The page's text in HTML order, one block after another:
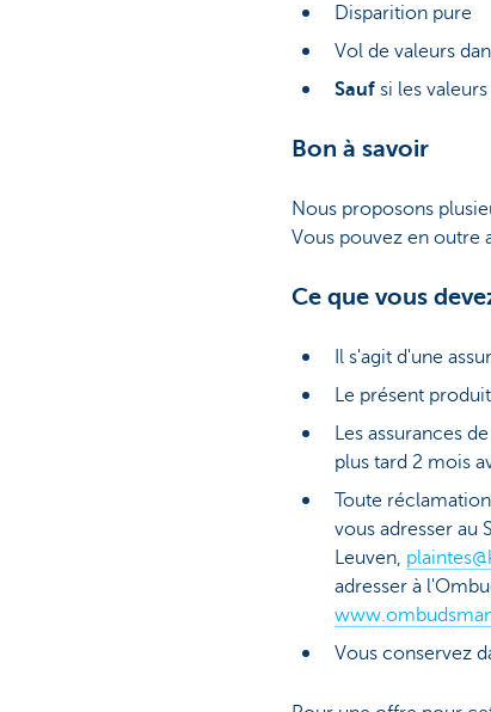
Disparition pure
Vol de valeurs
Sauf si les
Bon à savoir
Nous proposons
Vous pouvez en outre
Ce que vous
Il s'agit d'une
Le présent
Les assurances
plus tard 2 mois
Toute
vous adresser au
Leuven,
adresser à
Vous conservez